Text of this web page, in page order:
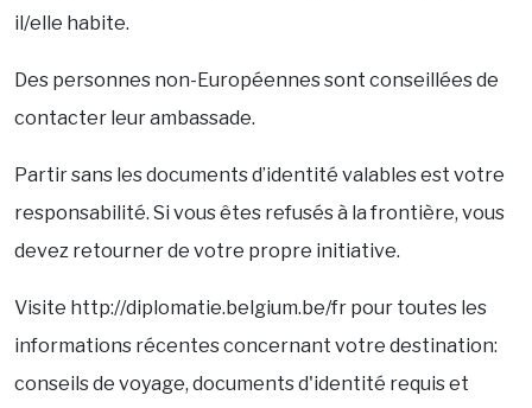
il/elle habite.
Des personnes non-Européennes sont conseillées de
contacter leur ambassade.
Partir sans les documents d’identité valables est votre
responsabilité. Si vous êtes refusés à la frontière, vous
devez retourner de votre propre initiative.
Visite http://diplomatie.belgium.be/fr pour toutes les
informations récentes concernant votre destination:
conseils de voyage, documents d'identité requis et